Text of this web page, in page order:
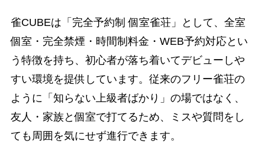
雀CUBEは「完全予約制 個室雀荘」として、全室
個室・完全禁煙・時間制料金・WEB予約対応とい
う特徴を持ち、初心者が落ち着いてデビューしや
すい環境を提供しています。従来のフリー雀荘の
ように「知らない上級者ばかり」の場ではなく、
友人・家族と個室で打てるため、ミスや質問をし
ても周囲を気にせず進行できます。